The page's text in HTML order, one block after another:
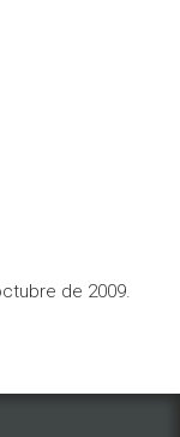
de 2009.